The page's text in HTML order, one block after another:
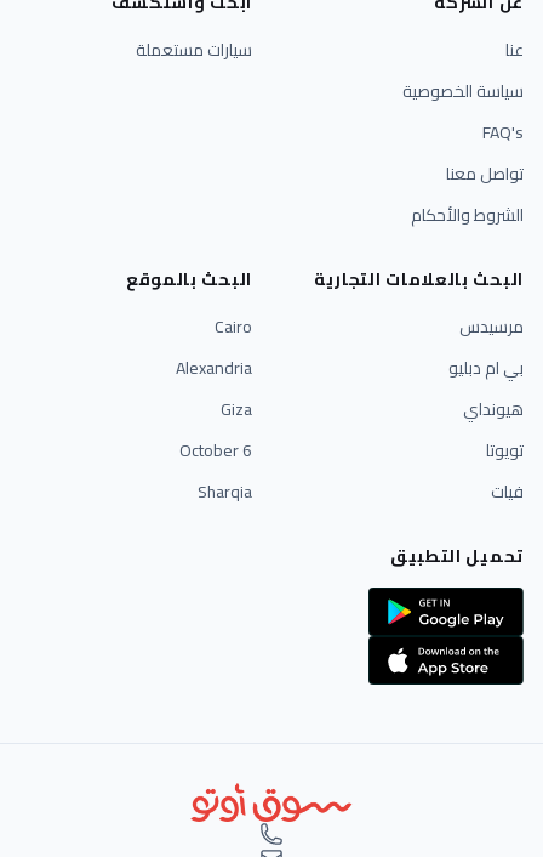
عنا
سياسة الخصوصية
FAQ's
تواصل معنا
الشروط والأحكام
سيارات مستعملة
البحث بالعلامات التجارية
مرسيدس
بي ام دبليو
هيونداي
تويوتا
فيات
البحث بالموقع
Cairo
Alexandria
Giza
6 October
Sharqia
تحميل التطبيق